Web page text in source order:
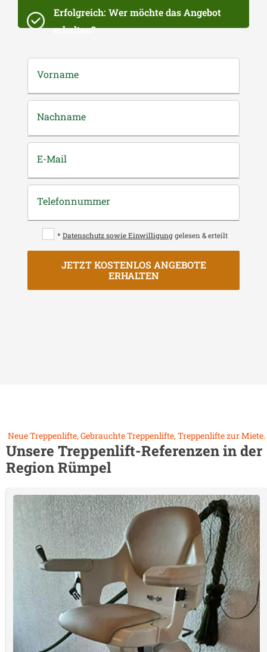
Erfolgreich: Wer möchte das Angebot
erhalten?
Vorname
Nachname
E-Mail
Telefonnummer
* Datenschutz sowie Einwilligung gelesen & erteilt
JETZT KOSTENLOS ANGEBOTE
ERHALTEN
Neue Treppenlifte, Gebrauchte Treppenlifte, Treppenlifte zur Miete.
Unsere Treppenlift-Referenzen in der
RegionRümpel